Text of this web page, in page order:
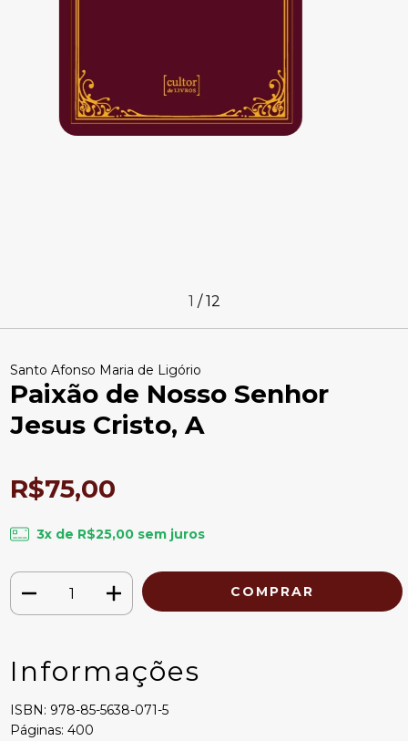
1 /12
Santo Afonso Maria de Ligório
Paixão de Nosso Senhor
Jesus Cristo, A
R$75,00
3x de R$25,00 sem juros
Informações
ISBN: 978-85-5638-071-5
Páginas: 400